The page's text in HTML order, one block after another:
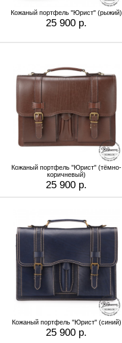
Кожаный портфель "Юрист" (рыжий)
25 900 р.
Кожаный портфель "Юрист" (тёмно-
коричневый)
25 900 р.
Кожаный портфель "Юрист" (синий)
25 900 р.